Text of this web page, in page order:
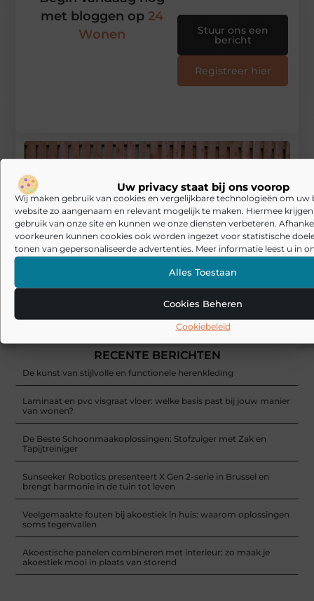
Uw privacy staat bij ons voorop
Wij maken gebruik van cookies en vergelijkbare technologieën om uw
website zo aangenaam en relevant mogelijk te maken. Hiermee
gebruik van onze site en kunnen we onze diensten verbeteren.
voorkeuren kunnen cookies ook worden ingezet voor statistische
tonen van gepersonaliseerde advertenties. Meer informatie leest u in
Alles Toestaan
Cookies Beheren
Cookiebeleid
Gun je gft-container een schoonmaakbeurt
RECENTE BERICHTEN
De kunst van stijlvolle en functionele herenkleding
Laminaat en pvc visgraat vloer: welke basis past bij jouw manier
van wonen?
De Beste Schoonmaakoplossingen: Stofzuiger met Zak en
Tapijtreiniger
Sunseeker Robotics presenteert X Gen 2-serie in Brussel en
brengt harmonie in de tuin tot leven
Veelgemaakte fouten bij akoestiek in huis: waarom oplossingen
soms tegenvallen
Akoestische panelen combineren met interieur: zo maak je
akoestiek mooi in plaats van storend
met bloggen op 24
Wonen
Stuur ons een
bericht
Registreer hier